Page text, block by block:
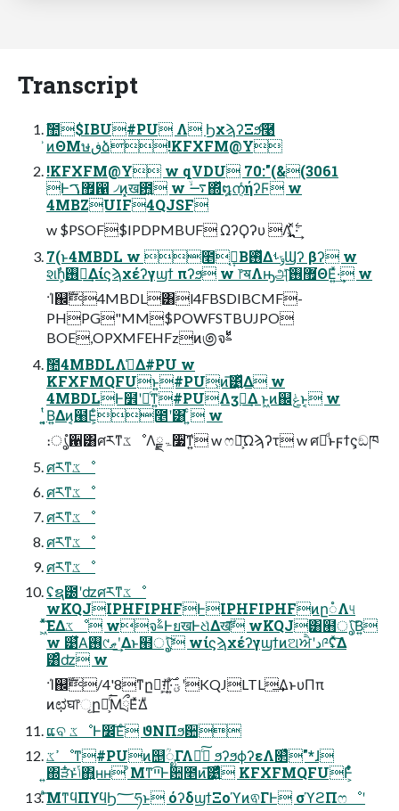
Transcript
ࣾ಺$IBU#PU Λ ϦχϡʔΞϧͨ͠࿩
͗ͷΘΜษڧձ!KFXFM@Y
!KFXFM@Y w qVDU 70:"(&(3061
Ͱ޿ࠂ഑ ৴ͷ͓ख఻͍ w ࠷ۙ΍ͬͯ໘ന͔ͬͨήʔϜ w
4MBZUIF4QJSF
w $PSOF$IPDPMBUF ΩʔϘʔυ Λ ͖͍࣋ͬͯͯ·͢
7(ͱ4MBDL w ೥݄ࠒ͔Β࢖ͬͯΔݹࢀϢʔ βʔ w
શࣾһ͕࢖༻͢Δίϛϡχέʔγϣϯ πʔϧ w ෦ॺΛԣஅͯ͠޿͘࢖ΘΕ͍ͯ·͢ w
·Ί஌ࣝ4MBDL͸l4FBSDIBCMF-
PHPG"MM$POWFSTBUJPO
BOE,OPXMFEHFzͷ಄จࣈͩͧ
ࣾ಺4MBDLΛࢧ͑Δ#PU w
KFXFMQFUͱ͍͏#PU͕ͷ͞͹͍ͬͯΔ w
4MBDLͰ໾ʹཱͨͳ͍#PUΛӡ༻͢Δ ͱ͖ͷ஌ݟͱ͔ w
͍͔ͭΒ͍Δͷ͔๨Ε͕ͨ೥ʹ͸ ͍ͨ w
։ൃํ਑͸ศརͳػೳΛۃྗ࣮૷͠ͳ͍ w ෆศ͕͞Ωϡʔτ w ศརͩͱϝϯς͕ඞཁ
ศརͳػೳ
ศརͳػೳ
ศརͳػೳ
ศརͳػೳ
ศརͳػೳ
ʢຊ౰ʹʣศརͳػೳ
wKQJIPHFIPHFͰIPHFIPHFͷը૾Λ୳
͖ͯͯ͘͠ΕΔػೳ wจࣈͰยखͰଧͯΔखܰ͞ wKQJ͸๫ൃͮ͠Β͍
w ୹ͯ͘Α͘࢖͏୯ޠʹ͢Δͱ๫ൃ͕ͪ͠ wίϛϡχέʔγϣϯͷଅਐʹد༩ʢͯ͠Δ
͸ͣʣ w
·Ί஌ࣝ/4'8ͳը૾͕ग़͖ͯͯؾ·͍ͣ࣌ʹKQJLTL͢ΔͱυΠπ
ͷಛघ෦ୂը૾͕ͨ͘͞ΜྲྀΕͯ͘Δͧ
ແବ ػೳͰ෼ׂ͞Εͨ ϑΝΠϧ਺
ߴػೳͳ#PUͷ஥ؒೖΓΛՌͨ͠ ϧʔϧϕʔεΛ௒͑ͯ"*ɺ
͍΍ੜ໋ͱݴͬͯ΋͍͍ʜʜ ͦΜͳײ͡Ͱ਺೥ͷ͞͹͍ͬͯͨ KFXFMQFUͰ͕͋ͬͨ
ͣ͞ΜͳϥΠϒϥϦ؅ཧͱ όʔδϣϯΞοϓͷଵΓͰ σϓϩΠෆೳʹ